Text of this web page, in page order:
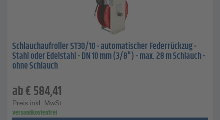
Schlauchaufroller ST30/10 - automatischer Federrückzug -
Stahl oder Edelstahl - DN 10 mm (3/8") - max. 28 m Schlauch -
ohne Schlauch
ab€584,41
Preis inkl. MwSt.
versandkostenfrei